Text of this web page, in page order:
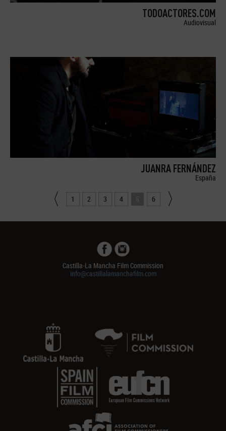
TODOACTORES.COM
Audiovisual
JUANRA FERNÁNDEZ
España
1 2 3 4 5 6
Castilla-La Mancha Film Commission
info@castillalamanchafilm.com